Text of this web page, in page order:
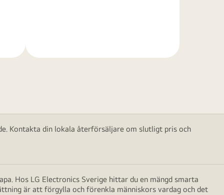
Kontakta din lokala återförsäljare om slutligt pris och
Hos LG Electronics Sverige hittar du en mängd smarta
är att förgylla och förenkla människors vardag och det